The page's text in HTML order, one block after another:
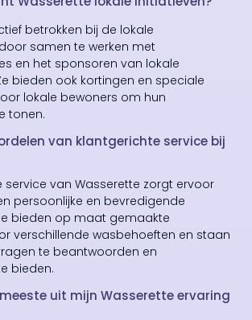
betrokken bij de lokale
samen te werken met
en het sponsoren van lokale
bieden ook kortingen en speciale
lokale bewoners om hun
tonen.
van klantgerichte service bij
service van Wasserette zorgt ervoor
persoonlijke en bevredigende
bieden op maat gemaakte
verschillende wasbehoeften en staan
te beantwoorden en
bieden.
uit mijn Wasserette ervaring